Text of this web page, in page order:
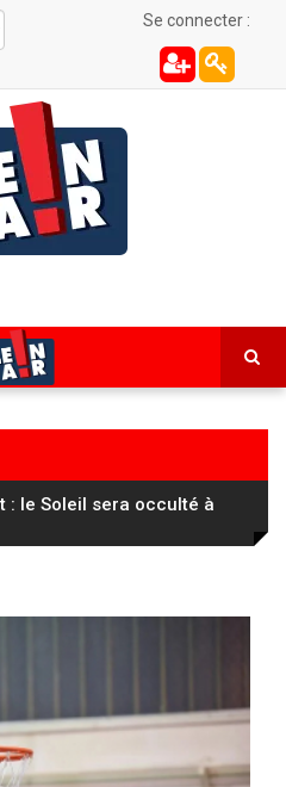
Se connecter :
: le Soleil sera occulté à